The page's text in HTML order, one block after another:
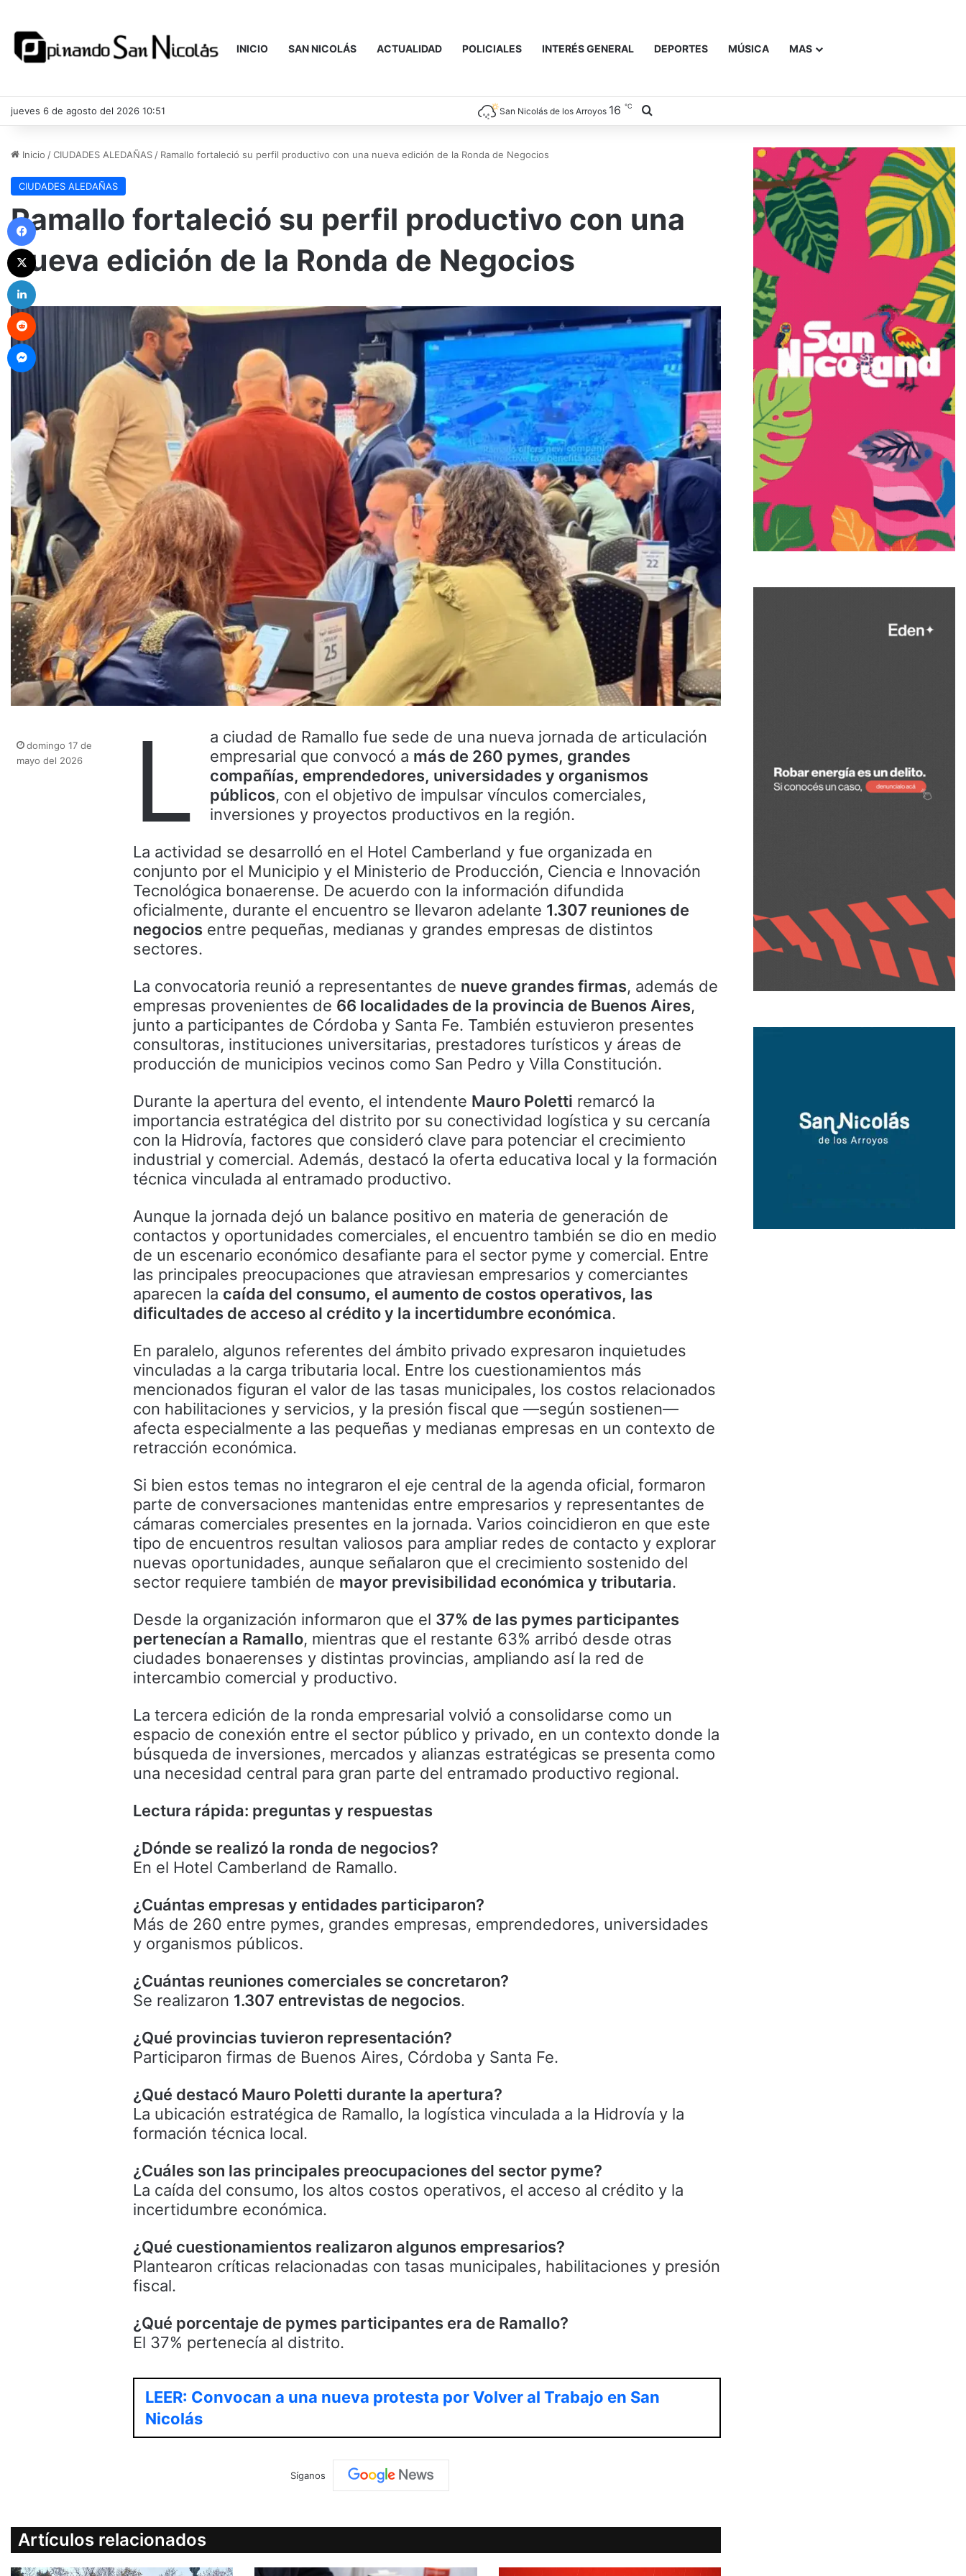
INICIO SAN NICOLÁS ACTUALIDAD POLICIALES INTERÉS GENERAL DEPORTES MÚSICA MAS
jueves 6 de agosto del 2026 10:51 San Nicolás de los Arroyos 16 ℃ Buscar
Inicio /CIUDADES ALEDAÑAS / Ramallo fortaleció su perfil productivo con una nueva edición de la Ronda de Negocios
CIUDADES ALEDAÑAS
Ramallo fortaleció su perfil productivo con una
nueva edición de la Ronda de Negocios
L
a ciudad de Ramallo fue sede de una nueva jornada de articulación
empresarial que convocó a más de 260 pymes, grandes
compañías, emprendedores, universidades y organismos
públicos, con el objetivo de impulsar vínculos comerciales,
inversiones y proyectos productivos en la región.
La actividad se desarrolló en el Hotel Camberland y fue organizada en
conjunto por el Municipio y el Ministerio de Producción, Ciencia e Innovación
Tecnológica bonaerense. De acuerdo con la información difundida
oficialmente, durante el encuentro se llevaron adelante 1.307 reuniones de
negocios entre pequeñas, medianas y grandes empresas de distintos
sectores.
La convocatoria reunió a representantes de nueve grandes firmas, además de
empresas provenientes de 66 localidades de la provincia de Buenos Aires,
junto a participantes de Córdoba y Santa Fe. También estuvieron presentes
consultoras, instituciones universitarias, prestadores turísticos y áreas de
producción de municipios vecinos como San Pedro y Villa Constitución.
Durante la apertura del evento, el intendente Mauro Poletti remarcó la
importancia estratégica del distrito por su conectividad logística y su cercanía
con la Hidrovía, factores que consideró clave para potenciar el crecimiento
industrial y comercial. Además, destacó la oferta educativa local y la formación
técnica vinculada al entramado productivo.
Aunque la jornada dejó un balance positivo en materia de generación de
contactos y oportunidades comerciales, el encuentro también se dio en medio
de un escenario económico desafiante para el sector pyme y comercial. Entre
las principales preocupaciones que atraviesan empresarios y comerciantes
aparecen la caída del consumo, el aumento de costos operativos, las
dificultades de acceso al crédito y la incertidumbre económica.
En paralelo, algunos referentes del ámbito privado expresaron inquietudes
vinculadas a la carga tributaria local. Entre los cuestionamientos más
mencionados figuran el valor de las tasas municipales, los costos relacionados
con habilitaciones y servicios, y la presión fiscal que —según sostienen—
afecta especialmente a las pequeñas y medianas empresas en un contexto de
retracción económica.
Si bien estos temas no integraron el eje central de la agenda oficial, formaron
parte de conversaciones mantenidas entre empresarios y representantes de
cámaras comerciales presentes en la jornada. Varios coincidieron en que este
tipo de encuentros resultan valiosos para ampliar redes de contacto y explorar
nuevas oportunidades, aunque señalaron que el crecimiento sostenido del
sector requiere también de mayor previsibilidad económica y tributaria.
Desde la organización informaron que el 37% de las pymes participantes
pertenecían a Ramallo, mientras que el restante 63% arribó desde otras
ciudades bonaerenses y distintas provincias, ampliando así la red de
intercambio comercial y productivo.
La tercera edición de la ronda empresarial volvió a consolidarse como un
espacio de conexión entre el sector público y privado, en un contexto donde la
búsqueda de inversiones, mercados y alianzas estratégicas se presenta como
una necesidad central para gran parte del entramado productivo regional.
Lectura rápida: preguntas y respuestas
¿Dónde se realizó la ronda de negocios?
En el Hotel Camberland de Ramallo.
¿Cuántas empresas y entidades participaron?
Más de 260 entre pymes, grandes empresas, emprendedores, universidades
y organismos públicos.
¿Cuántas reuniones comerciales se concretaron?
Se realizaron 1.307 entrevistas de negocios.
¿Qué provincias tuvieron representación?
Participaron firmas de Buenos Aires, Córdoba y Santa Fe.
¿Qué destacó Mauro Poletti durante la apertura?
La ubicación estratégica de Ramallo, la logística vinculada a la Hidrovía y la
formación técnica local.
¿Cuáles son las principales preocupaciones del sector pyme?
La caída del consumo, los altos costos operativos, el acceso al crédito y la
incertidumbre económica.
¿Qué cuestionamientos realizaron algunos empresarios?
Plantearon críticas relacionadas con tasas municipales, habilitaciones y presión
fiscal.
¿Qué porcentaje de pymes participantes era de Ramallo?
El 37% pertenecía al distrito.
LEER: Convocan a una nueva protesta por Volver al Trabajo en San
Nicolás
domingo 17 de
mayo del 2026
Síganos
Artículos relacionados
Facebook